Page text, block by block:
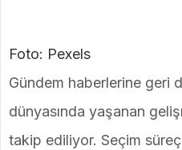
Foto: Pexels
Gündem haberlerine geri
dünyasında yaşanan
takip ediliyor. Seçim